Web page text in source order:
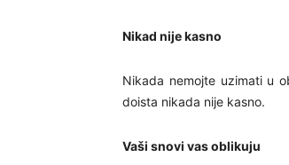
Nikad nije kasno
Nikada nemojte uzimati u
doista nikada nije kasno.
Vaši snovi vas oblikuju